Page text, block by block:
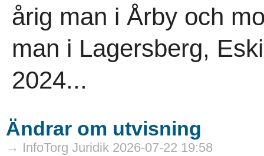
årig man i Årby och
man i Lagersberg,
2024...
Ändrar om utvisning
→ InfoTorg Juridik 2026-07-22 19:58